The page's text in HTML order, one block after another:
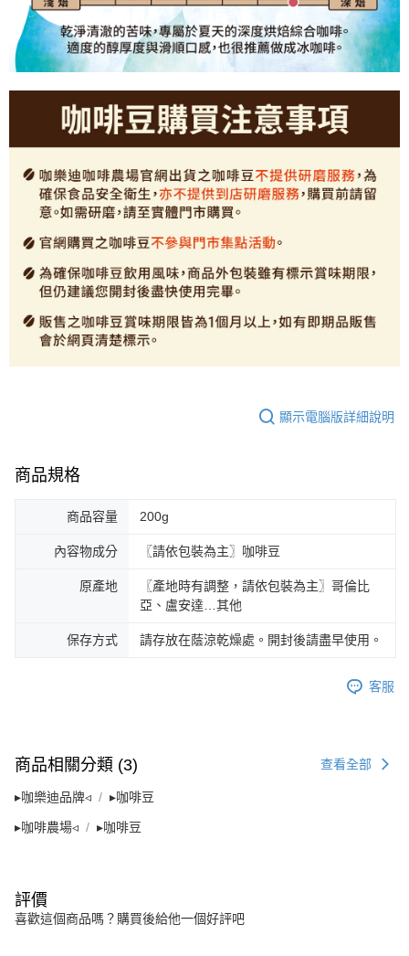
４．使用「AFTEE先享後付」時，將依據個別帳號之用戶狀況，依本公司即
時審查核予不同之上限額度；若仍有額度不足之情形，本公司將視審查結果
請求用戶進行身份認證。
５．嚴禁一人註冊多個帳號或使用他人資訊註冊。若發現惡意使用之情形，
顯示電腦版詳細說明
商品規格
商品容量 200g
內容物成分 〖請依包裝為主〗咖啡豆
原產地
〖產地時有調整，請依包裝為主〗哥倫比
亞、盧安達…其他
保存方式 請存放在蔭涼乾燥處。開封後請盡早使用。
客服
商品相關分類 (3) 查看全部
▸咖樂迪品牌◃ ▸咖啡豆
▸咖啡農場◃ ▸咖啡豆
評價
喜歡這個商品嗎？購買後給他一個好評吧